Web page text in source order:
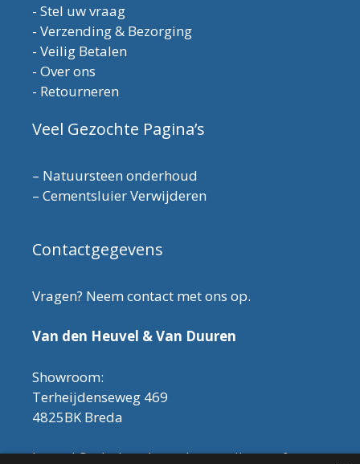
- Stel uw vraag
- Verzending & Bezorging
- Veilig Betalen
- Over ons
- Retourneren
Veel Gezochte Pagina’s
– Natuursteen onderhoud
– Cementsluier Verwijderen
Contactgegevens
Vragen? Neem contact met ons op.
Van den Heuvel & Van Duuren
Showroom:
Terheijdenseweg 469
4825BK Breda
Let op! Onderhoudsproducten zijn nu af te